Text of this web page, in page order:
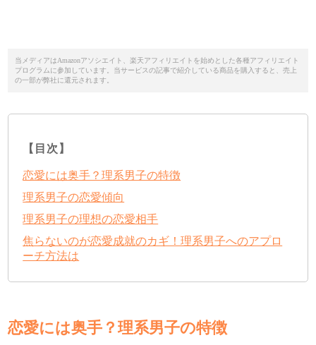
当メディアはAmazonアソシエイト、楽天アフィリエイトを始めとした各種アフィリエイト
プログラムに参加しています。当サービスの記事で紹介している商品を購入すると、売上
の一部が弊社に還元されます。
【目次】
恋愛には奥手？理系男子の特徴
理系男子の恋愛傾向
理系男子の理想の恋愛相手
焦らないのが恋愛成就のカギ！理系男子へのアプロ
ーチ方法は
恋愛には奥手？理系男子の特徴